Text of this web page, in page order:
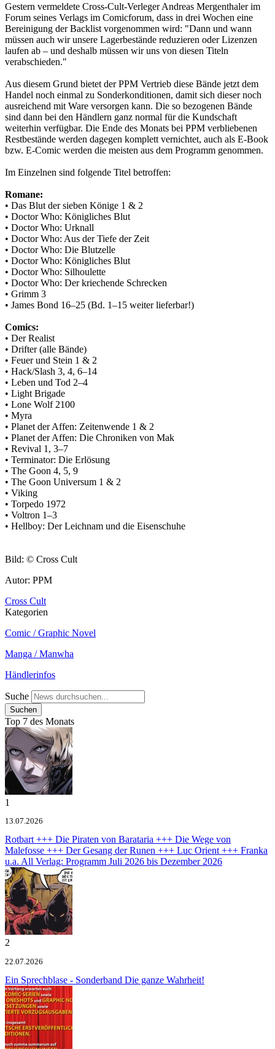
Gestern vermeldete Cross-Cult-Verleger Andreas Mergenthaler im
Forum seines Verlags im Comicforum, dass in drei Wochen eine
Bereinigung der Backlist vorgenommen wird: "Dann und wann
müssen auch wir unsere Lagerbestände reduzieren oder Lizenzen
laufen ab – und deshalb müssen wir uns von diesen Titeln
verabschieden."
Aus diesem Grund bietet der PPM Vertrieb diese Bände jetzt dem
Handel noch einmal zu Sonderkonditionen, damit sich dieser noch
ausreichend mit Ware versorgen kann. Die so bezogenen Bände
sind dann bei den Händlern ganz normal für die Kundschaft
weiterhin verfügbar. Die Ende des Monats bei PPM verbliebenen
Restbestände werden dagegen komplett vernichtet, auch als E-Book
bzw. E-Comic werden die meisten aus dem Programm genommen.
Im Einzelnen sind folgende Titel betroffen:
Romane:
• Das Blut der sieben Könige 1 & 2
• Doctor Who: Königliches Blut
• Doctor Who: Urknall
• Doctor Who: Aus der Tiefe der Zeit
• Doctor Who: Die Blutzelle
• Doctor Who: Königliches Blut
• Doctor Who: Silhoulette
• Doctor Who: Der kriechende Schrecken
• Grimm 3
• James Bond 16–25 (Bd. 1–15 weiter lieferbar!)
Comics:
• Der Realist
• Drifter (alle Bände)
• Feuer und Stein 1 & 2
• Hack/Slash 3, 4, 6–14
• Leben und Tod 2–4
• Light Brigade
• Lone Wolf 2100
• Myra
• Planet der Affen: Zeitenwende 1 & 2
• Planet der Affen: Die Chroniken von Mak
• Revival 1, 3–7
• Terminator: Die Erlösung
• The Goon 4, 5, 9
• The Goon Universum 1 & 2
• Viking
• Torpedo 1972
• Voltron 1–3
• Hellboy: Der Leichnam und die Eisenschuhe
Bild: © Cross Cult
Autor: PPM
Cross Cult
Kategorien
Comic / Graphic Novel
Manga / Manwha
Händlerinfos
Suche
Top 7 des Monats
1
13.07.2026
Rotbart +++ Die Piraten von Barataria +++ Die Wege von
Malefosse +++ Der Gesang der Runen +++ Luc Orient +++ Franka
u.a. All Verlag: Programm Juli 2026 bis Dezember 2026
2
22.07.2026
Ein Sprechblase - Sonderband Die ganze Wahrheit!